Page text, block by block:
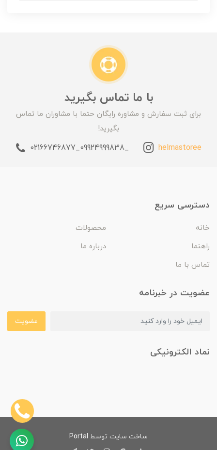
با ما تماس بگیرید
برای ثبت سفارش و مشاوره رایگان حتما با مشاوران ما تماس
بگیرید!
helmastoree
_09924999838_02166746877
دسترسی سریع
خانه
محصولات
راهنما
درباره ما
تماس با ما
عضویت در خبرنامه
عضویت
نماد الکترونیکی
ساخت سایت توسط Portal